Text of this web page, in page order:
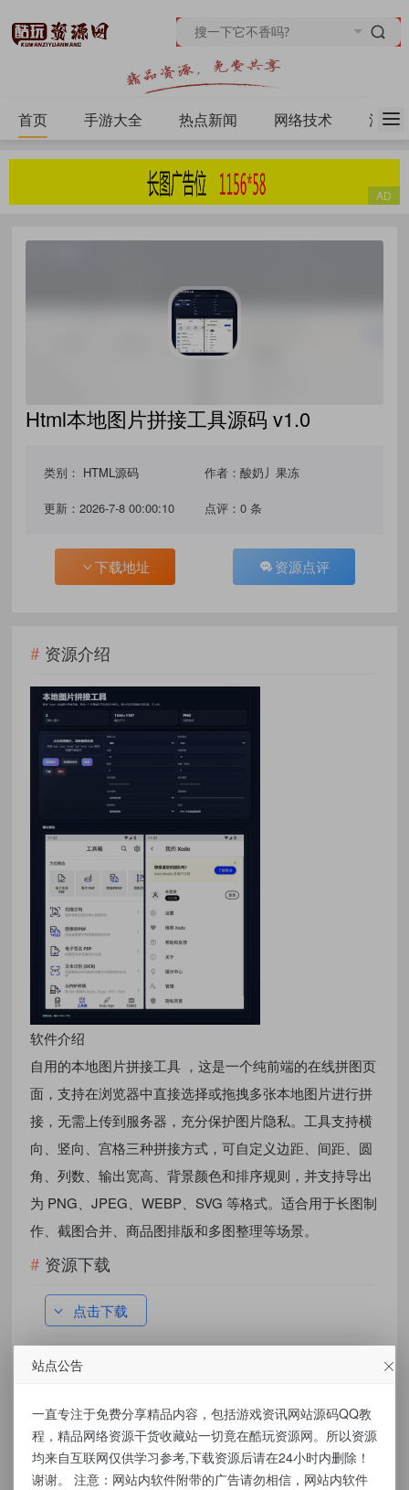
首页 手游大全 热点新闻 网络技术 源码
Html本地图片拼接工具源码 v1.0
类别： HTML源码 作者：酸奶丿果冻
更新：2026-7-8 00:00:10 点评：0 条
下载地址 资源点评
资源介绍
软件介绍
自用的本地图片拼接工具 ，这是一个纯前端的在线拼图页
面，支持在浏览器中直接选择或拖拽多张本地图片进行拼
接，无需上传到服务器，充分保护图片隐私。工具支持横
向、竖向、宫格三种拼接方式，可自定义边距、间距、圆
角、列数、输出宽高、背景颜色和排序规则，并支持导出
为 PNG、JPEG、WEBP、SVG 等格式。适合用于长图制
作、截图合并、商品图排版和多图整理等场景。
资源下载
点击下载
标签： Html本地图片拼接工具源码 v1.0
站点公告
一直专注于免费分享精品内容，包括游戏资讯网站源码QQ教
程，精品网络资源干货收藏站一切竟在酷玩资源网。所以资源
均来自互联网仅供学习参考,下载资源后请在24小时内删除！
谢谢。 注意：网站内软件附带的广告请勿相信，网站内软件